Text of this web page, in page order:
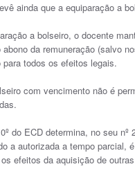
ainda que a equiparação a
a bolseiro, o docente
da remuneração (salvo
todos os efeitos legais.
com vencimento não é
do ECD determina, no seu
a autorizada a tempo
efeitos da aquisição de